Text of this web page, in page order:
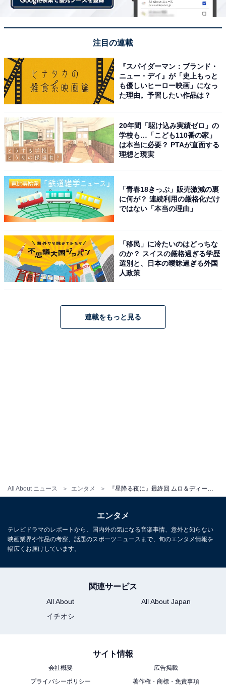
All About ニュース エンタメ
深夜と伴の号泣に「泣けてよかった」感動の声
椿）の「物事には始まりと終わりがある」や、北斗が
鈴、一星、深夜を例えた「太陽と星と地球みたいな関
たところが大好きでした」など、感動の声が殺到してい
表情豊かに主演・雪宮鈴を演じあげた吉高由里子さんと
2023年4月より同じ火曜21時枠で放送される新ドラマ
『unknown』（テレビ朝日系）から主演の高畑充希さん
がカメオ出演し、話題を集めています。
注目の連載
『スパイダーマン：ブランド・
ニュー・デイ』が「史上もっと
も優しいヒーロー映画」になっ
た理由。予習したい作品は？
20年間「駆け込み実績ゼロ」の
学校も…「こども110番の家」
は本当に必要？ PTAが直面する
理想と現実
「青春18きっぷ」販売激減の裏
に何が？ 連続利用の厳格化だけ
ではない「本当の理由」
「移民」に冷たいのはどっちな
のか？ スイスの厳格過ぎる学歴
選別と、日本の曖昧過ぎる外国
人政策
連載をもっと見る
エンタメ
テレビドラマのレポートから、国内外の気になる音楽事情、意外と知らない
映画業界や作品の考察、話題のスポーツニュースまで、旬のエンタメ情報を
幅広くお届けしています。
関連サービス
All About
All About Japan
イチオシ
サイト情報
会社概要
広告掲載
プライバシーポリシー
著作権・商標・免責事項